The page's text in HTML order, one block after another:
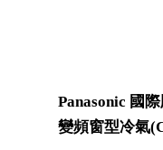
Panasonic 國
變頻窗型冷氣